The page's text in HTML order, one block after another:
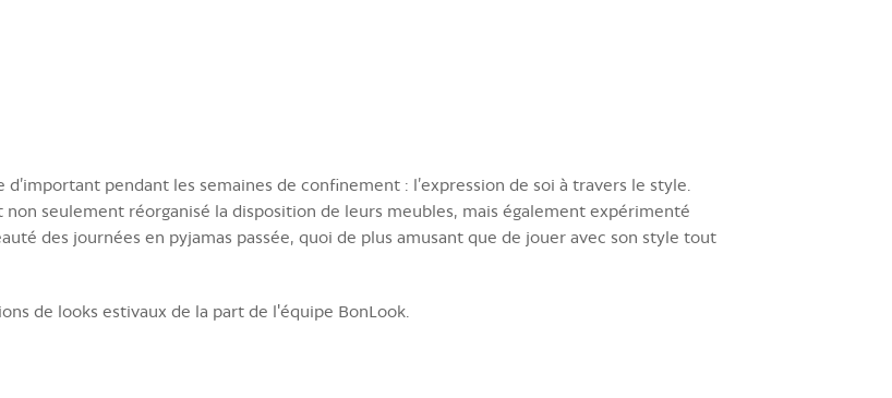
pendant les semaines de confinement : l’expression de soi à travers le style.
seulement réorganisé la disposition de leurs meubles, mais également expérimenté
des journées en pyjamas passée, quoi de plus amusant que de jouer avec son style tout
de looks estivaux de la part de l'équipe BonLook.